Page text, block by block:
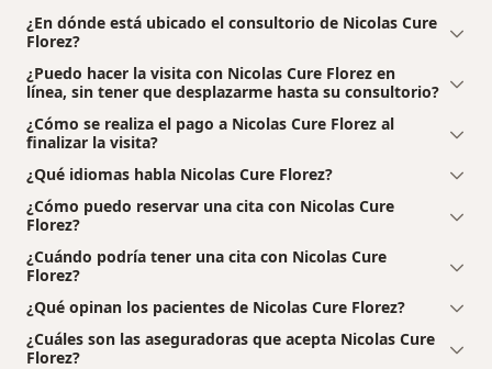
¿En dónde está ubicado el consultorio de Nicolas Cure
Florez?
¿Puedo hacer la visita con Nicolas Cure Florez en
línea, sin tener que desplazarme hasta su consultorio?
¿Cómo se realiza el pago a Nicolas Cure Florez al
finalizar la visita?
¿Qué idiomas habla Nicolas Cure Florez?
¿Cómo puedo reservar una cita con Nicolas Cure
Florez?
¿Cuándo podría tener una cita con Nicolas Cure
Florez?
¿Qué opinan los pacientes de Nicolas Cure Florez?
¿Cuáles son las aseguradoras que acepta Nicolas Cure
Florez?